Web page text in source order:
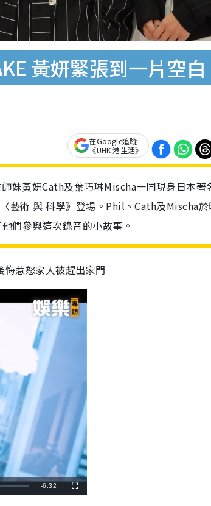
黃妍緊張到一片空白
在Google追蹤
《UHK 港生活》
妹黃妍Cath及葉巧琳Mischa一同現身日本著
藝術 與 科學》登場。Phil、Cath及Mischa
們參與這次錄音的小故事。
惹怒家人被趕出家門
R
-6:32
u